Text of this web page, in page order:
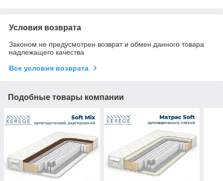
Условия возврата
Законом не предусмотрен возврат и обмен данного товара
надлежащего качества
Все условия возврата
Подобные товары компании